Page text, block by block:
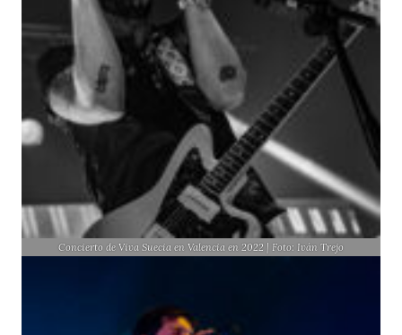
Concierto de Viva Suecia en Valencia en 2022 | Foto: Iván Trejo